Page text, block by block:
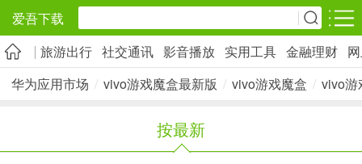
爱吾下载
安卓应用 安卓游戏
旅游出行
社交通讯
2千+款应用
影音播放
旅游出行 社交通讯 影音播放 实用工具 金融理财
华为应用市场 / vivo游戏魔盒最新版 / vivo游戏魔盒 / vivo游
按最新